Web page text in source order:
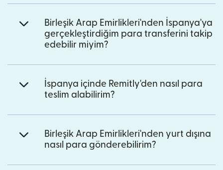
Birleşik Arap Emirlikleri'nden İspanya'ya
gerçekleştirdiğim para transferini takip
edebilir miyim?
İspanya içinde Remitly'den nasıl para
teslim alabilirim?
Birleşik Arap Emirlikleri'nden yurt dışına
nasıl para gönderebilirim?